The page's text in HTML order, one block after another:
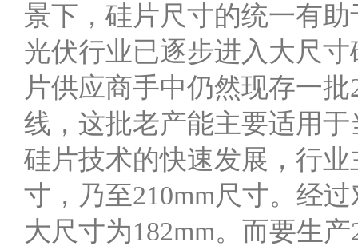
景下，硅片尺寸的统一有
光伏行业已逐步进入大尺
片供应商手中仍然现存一
线，这批老产能主要适用
硅片技术的快速发展，行业
寸，乃至210mm尺寸。经
大尺寸为182mm。而要生